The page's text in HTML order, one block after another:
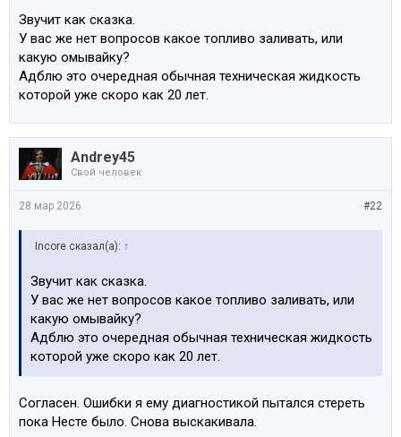
Звучит как сказка.
У вас же нет вопросов какое топливо заливать, или
какую омывайку?
Адблю это очередная обычная техническая жидкость
которой уже скоро как 20 лет.
Andrey45
Свой человек
#22
28 мар 2026
Incore сказал(а): ↑
Звучит как сказка.
У вас же нет вопросов какое топливо заливать, или
какую омывайку?
Адблю это очередная обычная техническая жидкость
которой уже скоро как 20 лет.
Согласен. Ошибки я ему диагностикой пытался стереть
пока Несте было. Снова выскакивала.